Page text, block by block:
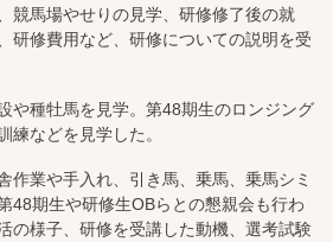
競馬場やせりの見学、研修修了後の就
研修費用など、研修についての説明を受
や種牡馬を見学。第48期生のロンジング
練などを見学した。
業や手入れ、引き馬、乗馬、乗馬シミ
48期生や研修生OBらとの懇親会も行わ
の様子、研修を受講した動機、選考試験